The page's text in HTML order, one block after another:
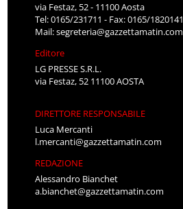
via Festaz, 52 - 11100 Aosta
Tel: 0165/231711 - Fax: 0165/1820141
Mail:segreteria@gazzettamatin.com
Editore
LG PRESSE S.R.L.
via Festaz, 52 11100 AOSTA
DIRETTORE RESPONSABILE
Luca Mercanti
l.mercanti@gazzettamatin.com
REDAZIONE
Alessandro Bianchet
a.bianchet@gazzettamatin.com